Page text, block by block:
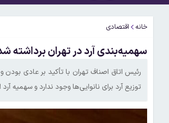
خانه اقتصادی
سهمیه‌بندی آرد در تهران برداشته
رئیس اتاق اصناف تهران با تأکید بر عادی
توزیع آرد برای نانوایی‌ها وجود ندارد و سهمیه